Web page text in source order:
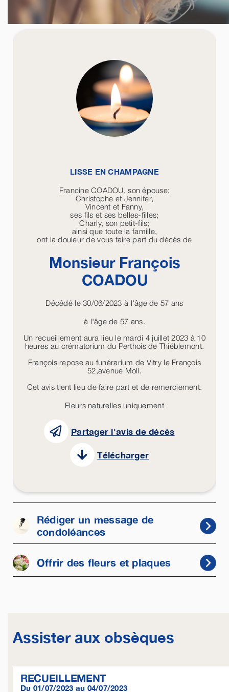
LISSE EN CHAMPAGNE
Francine COADOU, son épouse;
Christophe et Jennifer,
Vincent et Fanny,
ses fils et ses belles-filles;
Charly, son petit-fils;
ainsi que toute la famille,
ont la douleur de vous faire part du décès de
Monsieur François
COADOU
Décédé le 30/06/2023 à l'âge de 57 ans
à l'âge de 57 ans.
Un recueillement aura lieu le mardi 4 juillet 2023 à 10
heures au crématorium du Perthois de Thiéblemont.
François repose au funérarium de Vitry le François
52,avenue Moll.
Cet avis tient lieu de faire part et de remerciement.
Fleurs naturelles uniquement
Partager l'avis de décès
Télécharger
Rédiger un message de
condoléances
Offrir des fleurs et plaques
Assister aux obsèques
RECUEILLEMENT
Du 01/07/2023 au 04/07/2023